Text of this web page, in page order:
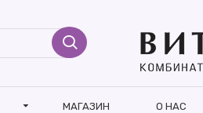
МАГАЗИН О НАС